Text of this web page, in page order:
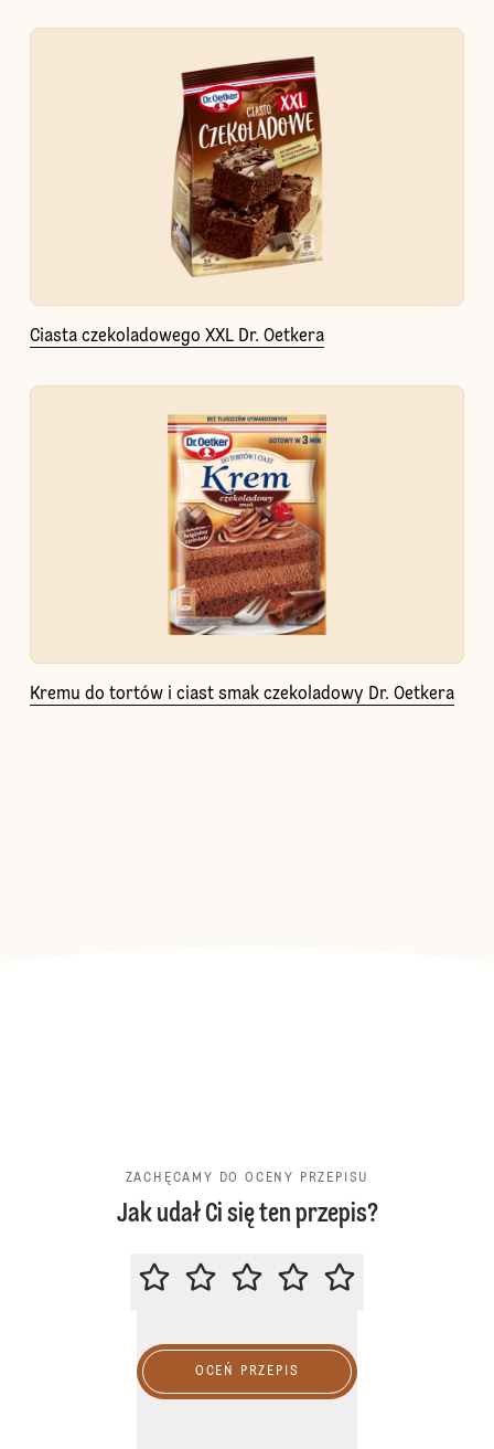
Ciasta czekoladowego XXL Dr. Oetkera
Kremu do tortów i ciast smak czekoladowy Dr. Oetkera
ZACHĘCAMY DO OCENY PRZEPISU
Jak udał Ci się ten przepis?
ZACHĘCAMY DO OCENY
OCEŃ PRZEPIS